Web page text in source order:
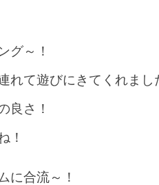
グ～！
れて遊びにきてくれまし
良さ！
！
に合流～！